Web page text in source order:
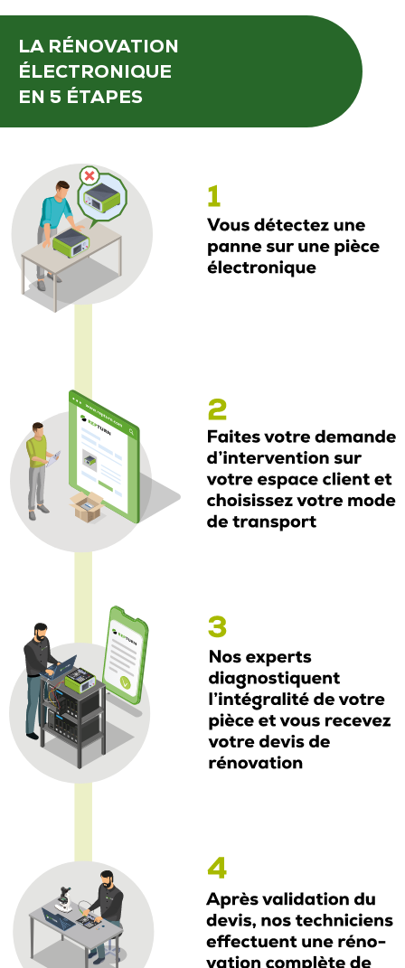
LA RÉNOVATION
ÉLECTRONIQUE
EN 5 ÉTAPES